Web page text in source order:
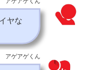
ヤな
アゲアゲくん